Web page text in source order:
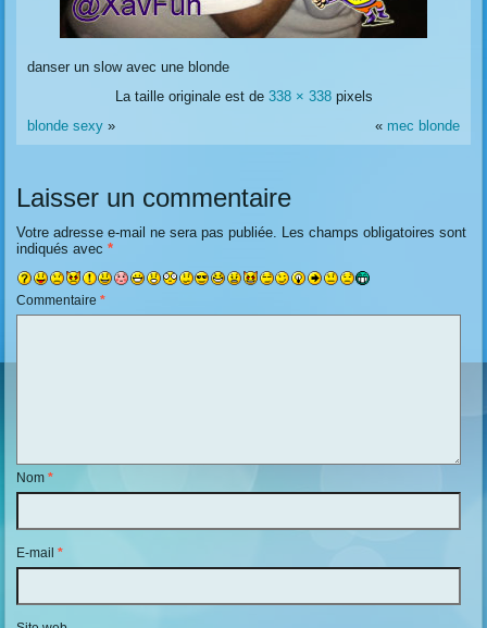
danser un slow avec une blonde
La taille originale est de 338 × 338pixels
blonde sexy » « mec blonde
Laisser un commentaire
Votre adresse e-mail ne sera pas publiée. Les champs obligatoires sont
indiqués avec*
Commentaire*
Nom*
E-mail*